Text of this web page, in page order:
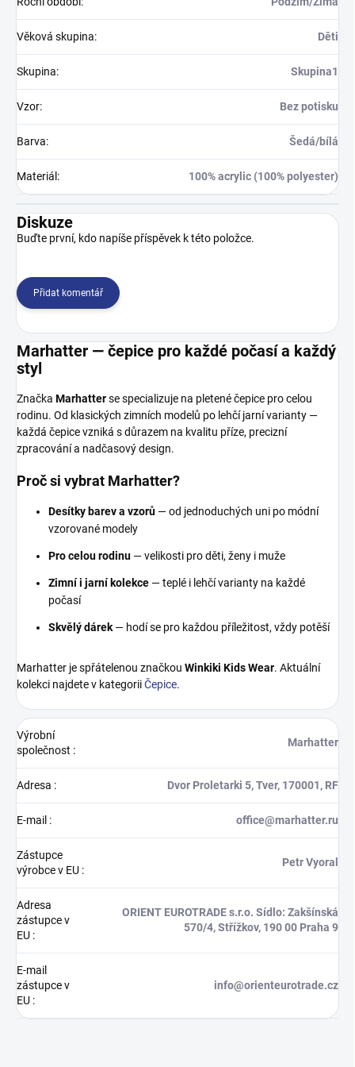
Věková skupina: Děti
Skupina: Skupina1
Vzor: Bez potisku
Barva: Šedá/bílá
Materiál : 100% acrylic (100% polyester)
Diskuze
Buďte první, kdo napíše příspěvek k této položce.
Přidat komentář
Marhatter — čepice pro každé počasí a každý
styl
Značka Marhatterse specializuje na pletené čepice pro celou
rodinu. Od klasických zimních modelů po lehčí jarní varianty —
každá čepice vzniká s důrazem na kvalitu příze, precizní
zpracování a nadčasový design.
Proč si vybrat Marhatter?
Desítky barev a vzorů — od jednoduchých uni po módní
vzorované modely
Pro celou rodinu — velikosti pro děti, ženy i muže
Zimní i jarní kolekce — teplé i lehčí varianty na každé
počasí
Skvělý dárek — hodí se pro každou příležitost, vždy potěší
Marhatter je spřátelenou značkou Winkiki Kids Wear. Aktuální
kolekci najdete v kategoriiČepice.
Výrobní
společnost :
Marhatter
Adresa : Dvor Proletarki 5, Tver, 170001, RF
E-mail : office@marhatter.ru
Zástupce
výrobce v EU :
Petr Vyoral
Adresa
zástupce v
EU :
ORIENT EUROTRADE s.r.o. Sídlo: Zakšínská
570/4, Střížkov, 190 00 Praha 9
E-mail
zástupce v
EU :
info@orienteurotrade.cz